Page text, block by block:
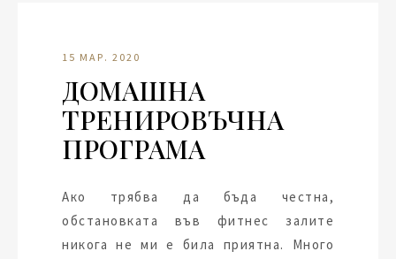
15 МАР. 2020
ДОМАШНА
ТРЕНИРОВЪЧНА
ПРОГРАМА
Ако трябва да бъда честна,
обстановката във фитнес залите
никога не ми е била приятна. Много